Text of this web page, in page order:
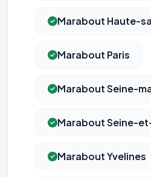
Marabout Haute-
Marabout Paris
Marabout Seine-
Marabout Seine-
Marabout Yvelines
Nécessaires au fonctionnement du
mémorisation de vos choix de